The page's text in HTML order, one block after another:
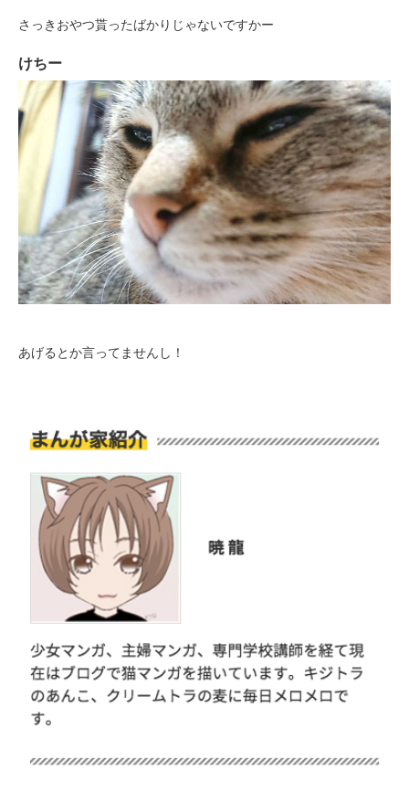
さっきおやつ貰ったばかりじゃないですかー
けちー
あげるとか言ってませんし！
閉じる
いぬ部をフォロー
PECOアプリをダウンロード済みの方
アプリで開く
アプリをダウンロードする